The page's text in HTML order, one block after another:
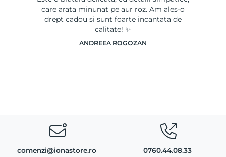
care arata minunat pe aur roz. Am ales-o
drept cadou si sunt foarte incantata de
calitate! ✨
ANDREEA ROGOZAN
comenzi@ionastore.ro 0760.44.08.33